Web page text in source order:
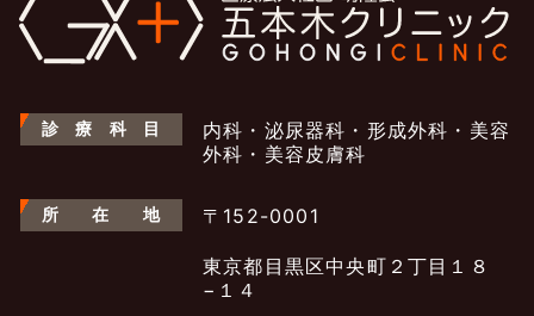
診 療 科 目
内科・泌尿器科・形成外科・美容
外科・美容皮膚科
所 在 地 〒152-0001
東京都目黒区中央町２丁目１８
−１４